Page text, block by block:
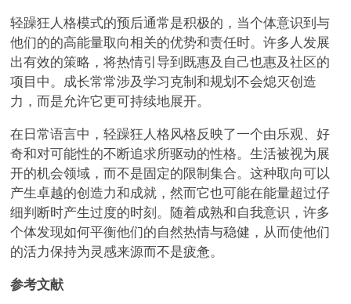
轻躁狂人格模式的预后通常是积极的，当个体意识到与
他们的的高能量取向相关的优势和责任时。许多人发展
出有效的策略，将热情引导到既惠及自己也惠及社区的
项目中。成长常常涉及学习克制和规划不会熄灭创造
力，而是允许它更可持续地展开。
在日常语言中，轻躁狂人格风格反映了一个由乐观、好
奇和对可能性的不断追求所驱动的性格。生活被视为展
开的机会领域，而不是固定的限制集合。这种取向可以
产生卓越的创造力和成就，然而它也可能在能量超过仔
细判断时产生过度的时刻。随着成熟和自我意识，许多
个体发现如何平衡他们的自然热情与稳健，从而使他们
的活力保持为灵感来源而不是疲惫。
参考文献